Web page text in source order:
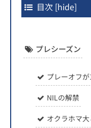
目次 [hide]
プレシーズン
プレーオフ
NILの解禁
オクラホマ